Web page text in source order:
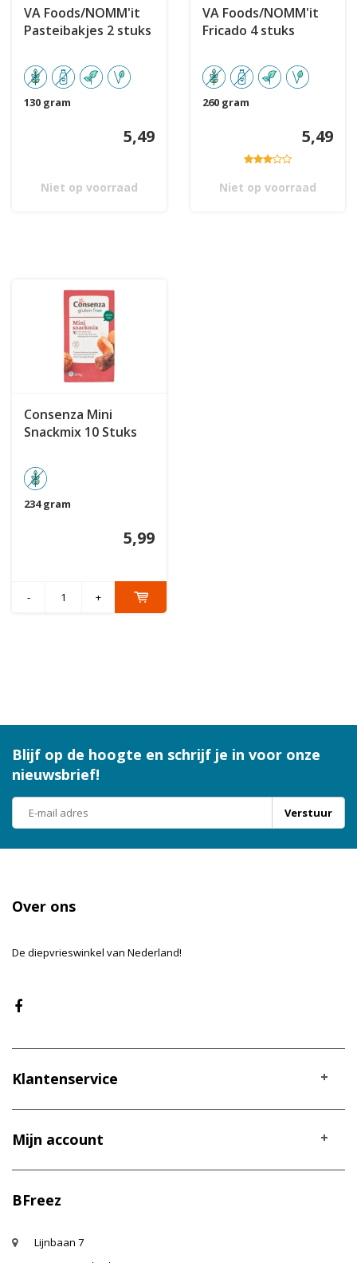
VA Foods/NOMM'it
Pasteibakjes 2 stuks
130 gram
5,49
Niet op voorraad
VA Foods/NOMM'it
Fricado 4 stuks
260 gram
5,49
Niet op voorraad
Consenza Mini
Snackmix 10 Stuks
234 gram
5,99
- +
Blijf op de hoogte en schrijf je in voor onze
nieuwsbrief!
Verstuur
Over ons
De diepvrieswinkel van Nederland!
Klantenservice
Mijn account
BFreez
Lijnbaan 7